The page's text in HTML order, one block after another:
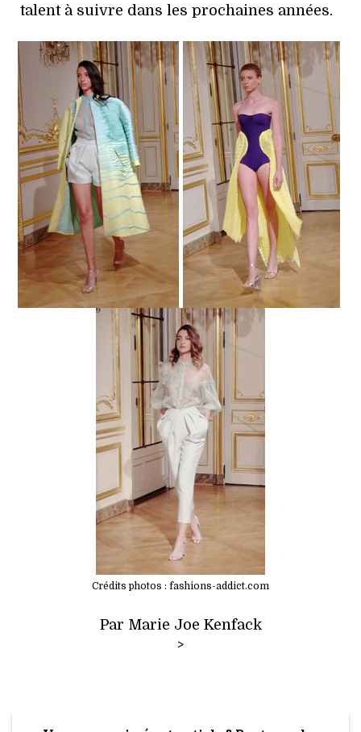
talent à suivre dans les prochaines années.
Crédits photos : fashions-addict.com
Par Marie Joe Kenfack
>